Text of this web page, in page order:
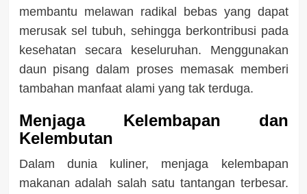
membantu melawan radikal bebas yang dapat
merusak sel tubuh, sehingga berkontribusi pada
kesehatan secara keseluruhan. Menggunakan
daun pisang dalam proses memasak memberi
tambahan manfaat alami yang tak terduga.
Menjaga Kelembapan dan
Kelembutan
Dalam dunia kuliner, menjaga kelembapan
makanan adalah salah satu tantangan terbesar.